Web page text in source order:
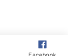
Facebook